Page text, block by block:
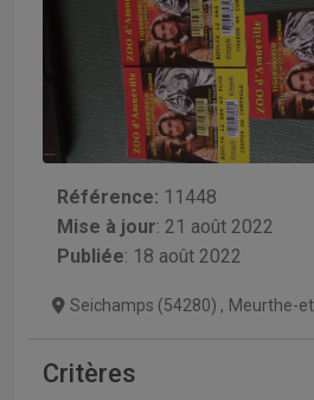
Référence: 11448
Mise à jour: 21 août 2022
Publiée: 18 août 2022
Seichamps (54280) , Meurthe-
Critères